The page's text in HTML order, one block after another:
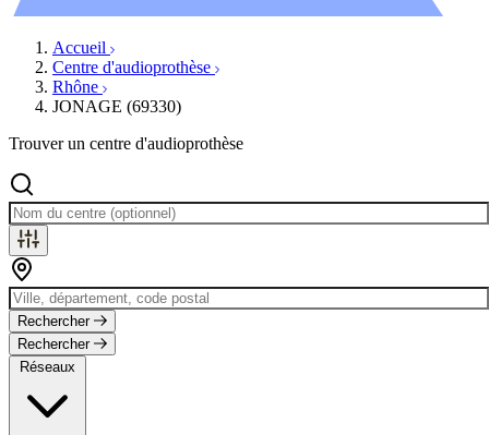
Accueil
Centre d'audioprothèse
Rhône
JONAGE (69330)
Trouver un centre d'audioprothèse
Rechercher
Rechercher
Réseaux